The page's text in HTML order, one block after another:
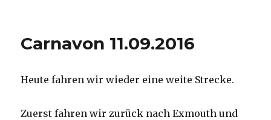
Carnavon 11.09.2016
Heute fahren wir wieder eine weite Strecke.
Zuerst fahren wir zurück nach Exmouth und